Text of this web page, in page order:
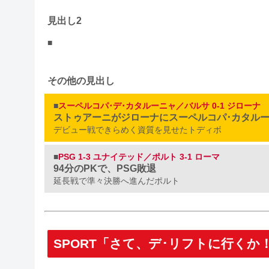
見出し2
■
その他の見出し
■スーペルコパ･デ･カタルーニャ／バルサ 0-1 ジローナ
ストゥアーニがジローナにスーペルコパ･カタル
デビュー戦できらめく資質を見せたトディボ
■PSG 1-3 ユナイテッド／ポルト 3-1 ローマ
94分のPKで、PSG敗退
延長戦で準々決勝へ進んだポルト
SPORT「さて、デ･リフトに行くか！